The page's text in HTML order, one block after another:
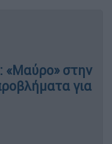
«Μαύρο» στην
για